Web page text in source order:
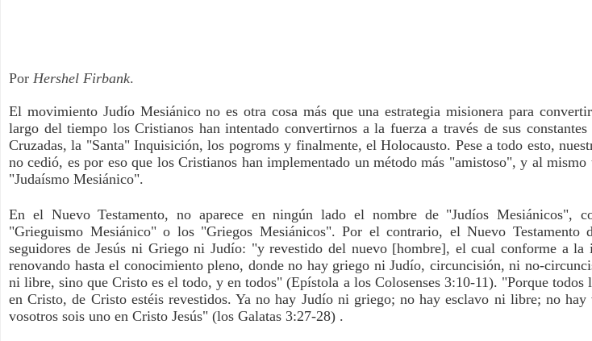
Por Hershel Firbank.
El movimiento Judío Mesiánico no es otra cosa más que una estrategia misionera para
largo del tiempo los Cristianos han intentado convertirnos a la fuerza a través de sus constantes
Cruzadas, la "Santa" Inquisición, los pogroms y finalmente, el Holocausto. Pese a todo esto,
no cedió, es por eso que los Cristianos han implementado un método más "amistoso", y al
"Judaísmo Mesiánico".
En el Nuevo Testamento, no aparece en ningún lado el nombre de "Judíos Mesiánicos",
"Grieguismo Mesiánico" o los "Griegos Mesiánicos". Por el contrario, el Nuevo Testamento
seguidores de Jesús ni Griego ni Judío: "y revestido del nuevo [hombre], el cual conforme a la
renovando hasta el conocimiento pleno, donde no hay griego ni Judío, circuncisión, ni no-
ni libre, sino que Cristo es el todo, y en todos" (Epístola a los Colosenses 3:10-11). "Porque todos
en Cristo, de Cristo estéis revestidos. Ya no hay Judío ni griego; no hay esclavo ni libre; no
vosotros sois uno en Cristo Jesús" (los Galatas 3:27-28) .